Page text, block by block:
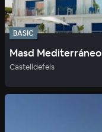
BASIC
Masd Mediterráneo
Castelldefels